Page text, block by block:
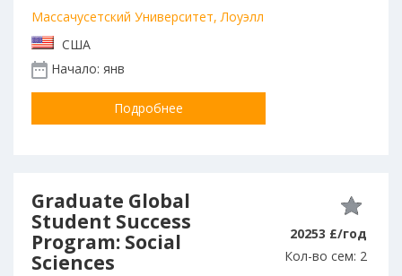
Массачусетский Университет, Лоуэлл
США
Начало: янв
Подробнее
Graduate Global
Student Success
Program: Social
Sciences
20253 £/год
Кол-во сем: 2